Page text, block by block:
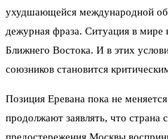
ухудшающейся международной
дежурная фраза. Ситуация в
Ближнего Востока. И в этих
союзников становится
Позиция Еревана пока не
продолжают заявлять, что